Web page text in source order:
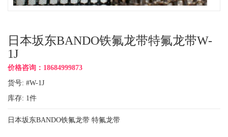
日本坂东BANDO铁氟龙带特氟龙带W-
1J
价格咨询：18684999873
货号: #W-1J
库存: 1件
日本坂东BANDO铁氟龙带 特氟龙带